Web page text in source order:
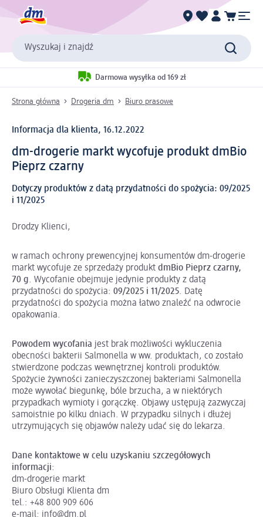
Wyszukaj i znajdź
Darmowa wysyłka od 169 zł
Strona główna Drogeria dm Biuro prasowe
Informacja dla klienta, 16.12.2022
dm-drogerie markt wycofuje produkt dmBio
Pieprz czarny
Dotyczy produktów z datą przydatności do spożycia: 09/2025
i 11/2025
Drodzy Klienci,
w ramach ochrony prewencyjnej konsumentów dm-drogerie
markt wycofuje ze sprzedaży produkt dmBio Pieprz czarny,
70 g. Wycofanie obejmuje jedynie produkty z datą
przydatności do spożycia: 09/2025 i 11/2025. Datę
przydatności do spożycia można łatwo znaleźć na odwrocie
opakowania.
Powodem wycofania jest brak możliwości wykluczenia
obecności bakterii Salmonella w ww. produktach, co zostało
stwierdzone podczas wewnętrznej kontroli produktów.
Spożycie żywności zanieczyszczonej bakteriami Salmonella
może wywołać biegunkę, bóle brzucha, a w niektórych
przypadkach wymioty i gorączkę. Objawy ustępują zazwyczaj
samoistnie po kilku dniach. W przypadku silnych i dłużej
utrzymujących się objawów należy udać się do lekarza.
Dane kontaktowe w celu uzyskaniu szczegółowych
informacji:
dm-drogerie markt
Biuro Obsługi Klienta dm
tel.: +48 800 909 606
e-mail: info@dm.pl